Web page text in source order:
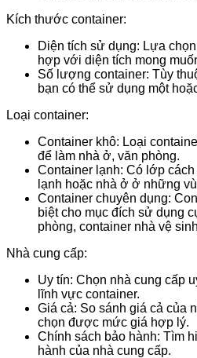
Kích thước container:
Diện tích sử dụng: Lựa
hợp với diện tích mong
Số lượng container: Tùy
bạn có thể sử dụng một
Loại container:
Container khô: Loại
để làm nhà ở, văn phòng.
Container lạnh: Có lớp
lạnh hoặc nhà ở ở những
Container chuyên dụng:
biệt cho mục đích sử dụng
phòng, container nhà vệ
Nhà cung cấp:
Uy tín: Chọn nhà cung cấp
lĩnh vực container.
Giá cả: So sánh giá cả của
chọn được mức giá hợp lý.
Chính sách bảo hành: Tìm
hành của nhà cung cấp.